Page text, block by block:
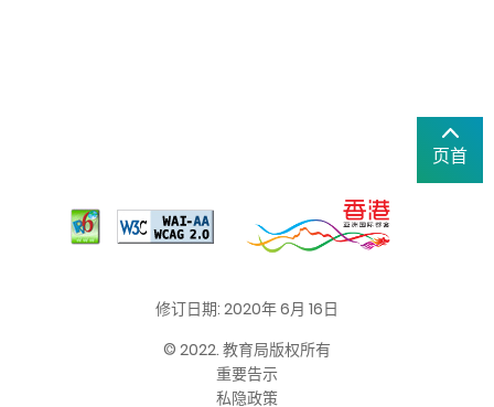
页首
修订日期: 2020年 6月 16日
© 2022. 教育局版权所有
重要告示
私隐政策